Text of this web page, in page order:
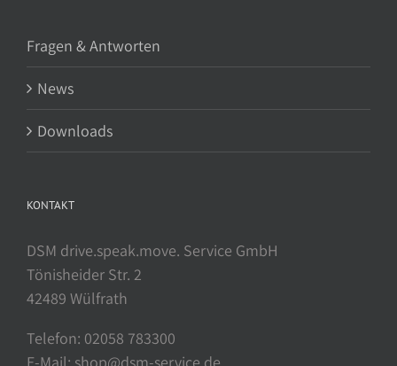
Fragen & Antworten
News
Downloads
KONTAKT
DSM drive.speak.move. Service GmbH
Tönisheider Str. 2
42489 Wülfrath
Telefon: 02058 783300
E-Mail: shop@dsm-service.de